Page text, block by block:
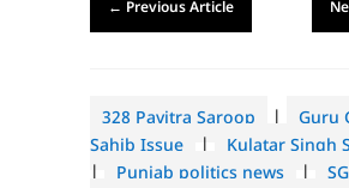
← Previous Article
328 Pavitra Saroop |
Guru
Sahib Issue
|
Kulatar Singh
|
Punjab politics news |